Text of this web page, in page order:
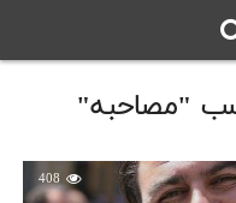
"مصاحبه"
408